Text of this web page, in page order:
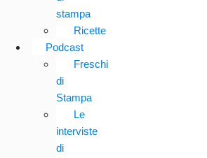
stampa
Ricette
Podcast
Freschi
di
Stampa
Le
interviste
di